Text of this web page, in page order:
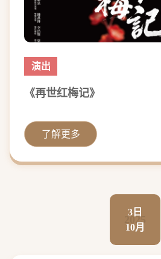
演出
《再世红梅记》
了解更多
2025
3日
10月